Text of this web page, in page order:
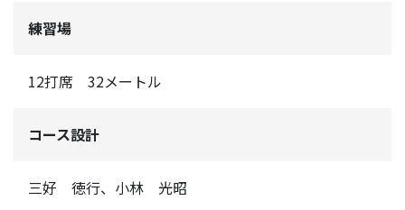
練習場
12打席 32メートル
コース設計
三好 徳行、小林 光昭